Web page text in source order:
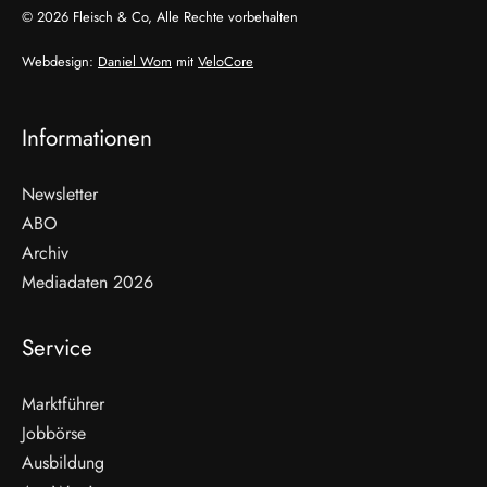
© 2026 Fleisch & Co, Alle Rechte vorbehalten
Webdesign: Daniel Wom mit VeloCore
Informationen
Newsletter
ABO
Archiv
Mediadaten 2026
Service
Marktführer
Jobbörse
Ausbildung